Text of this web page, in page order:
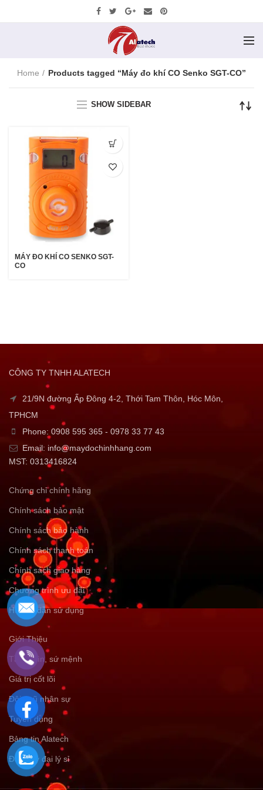
Home Products tagged “Máy đo khí CO Senko SGT-CO”
SHOW SIDEBAR
MÁY ĐO KHÍ CO SENKO SGT-
CO
CÔNG TY TNHH ALATECH
21/9N đường Ấp Đông 4-2, Thới Tam Thôn, Hóc Môn,
TPHCM
Phone: 0908 595 365 - 0978 33 77 43
Email: info@maydochinhhang.com
MST: 0313416824
Chứng chỉ chính hãng
Chính sách bảo mật
Chính sách bảo hành
Chính sách thanh toán
Chính sách giao hàng
Chương trình ưu đãi
Hướng dẫn sử dụng
Giới Thiệu
Tầm nhìn, sứ mệnh
Giá trị cốt lõi
Đội ngũ nhân sự
Tuyển dụng
Bảng tin Alatech
Đăng ký đại lý sỉ